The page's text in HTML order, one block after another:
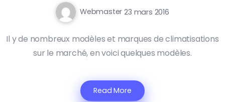
Webmaster 23 mars 2016
Il y de nombreux modèles et marques de climatisations
sur le marché, en voici quelques modèles.
Read More